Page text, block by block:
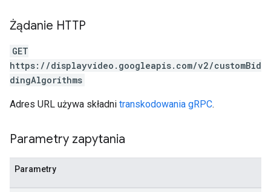
Żądanie HTTP
GET
https://displayvideo.googleapis.com/v2/customBid
dingAlgorithms
Adres URL używa składni transkodowania gRPC.
Parametry zapytania
Parametry